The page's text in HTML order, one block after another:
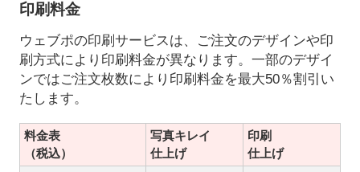
印刷料金
ウェブポの印刷サービスは、ご注文のデザインや印
刷方式により印刷料金が異なります。一部のデザイ
ンではご注文枚数により印刷料金を最大50％割引い
たします。
料金表
（税込）
写真キレイ
仕上げ
印刷
仕上げ